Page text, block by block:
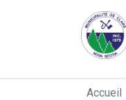
Accueil